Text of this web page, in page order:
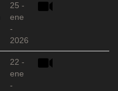
25 -
ene
-
2026
22 -
ene
-